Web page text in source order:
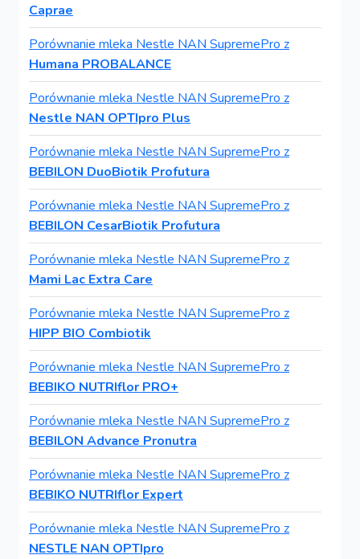
Caprae
Porównanie mleka Nestle NAN SupremePro z
Humana PROBALANCE
Porównanie mleka Nestle NAN SupremePro z
Nestle NAN OPTIpro Plus
Porównanie mleka Nestle NAN SupremePro z
BEBILON DuoBiotik Profutura
Porównanie mleka Nestle NAN SupremePro z
BEBILON CesarBiotik Profutura
Porównanie mleka Nestle NAN SupremePro z
Mami Lac Extra Care
Porównanie mleka Nestle NAN SupremePro z
HIPP BIO Combiotik
Porównanie mleka Nestle NAN SupremePro z
BEBIKO NUTRIflor PRO+
Porównanie mleka Nestle NAN SupremePro z
BEBILON Advance Pronutra
Porównanie mleka Nestle NAN SupremePro z
BEBIKO NUTRIflor Expert
Porównanie mleka Nestle NAN SupremePro z
NESTLE NAN OPTIpro